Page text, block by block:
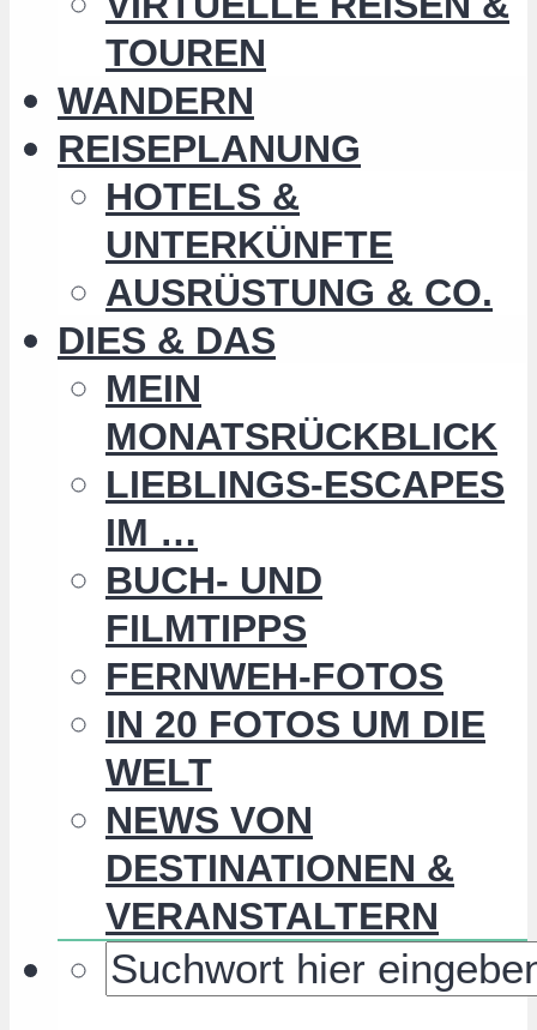
TOUREN
WANDERN
REISEPLANUNG
HOTELS &
UNTERKÜNFTE
AUSRÜSTUNG & CO.
DIES & DAS
MEIN
MONATSRÜCKBLICK
LIEBLINGS-ESCAPES
IM …
BUCH- UND
FILMTIPPS
FERNWEH-FOTOS
IN 20 FOTOS UM DIE
WELT
NEWS VON
DESTINATIONEN &
VERANSTALTERN